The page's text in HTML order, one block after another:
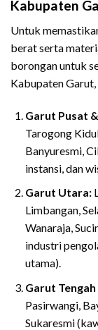
Kabupaten
Untuk
berat serta
borongan untuk
Kabupaten
Garut Pusat
Tarogong
Banyuresmi,
instansi, dan
Garut Utara:
Limbangan,
Wanaraja,
industri
utama).
Garut
Pasirwangi,
Sukaresmi